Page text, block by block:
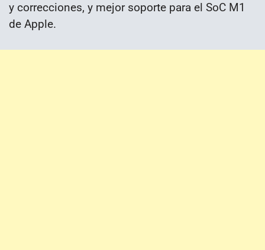
y correcciones, y mejor soporte para el SoC M1
de Apple.